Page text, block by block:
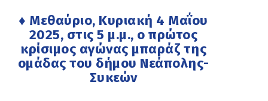
♦ Μεθαύριο, Κυριακή 4 Μαΐου
2025, στις 5 μ.μ., ο πρώτος
κρίσιμος αγώνας μπαράζ της
ομάδας του δήμου Νεάπολης-
Συκεών